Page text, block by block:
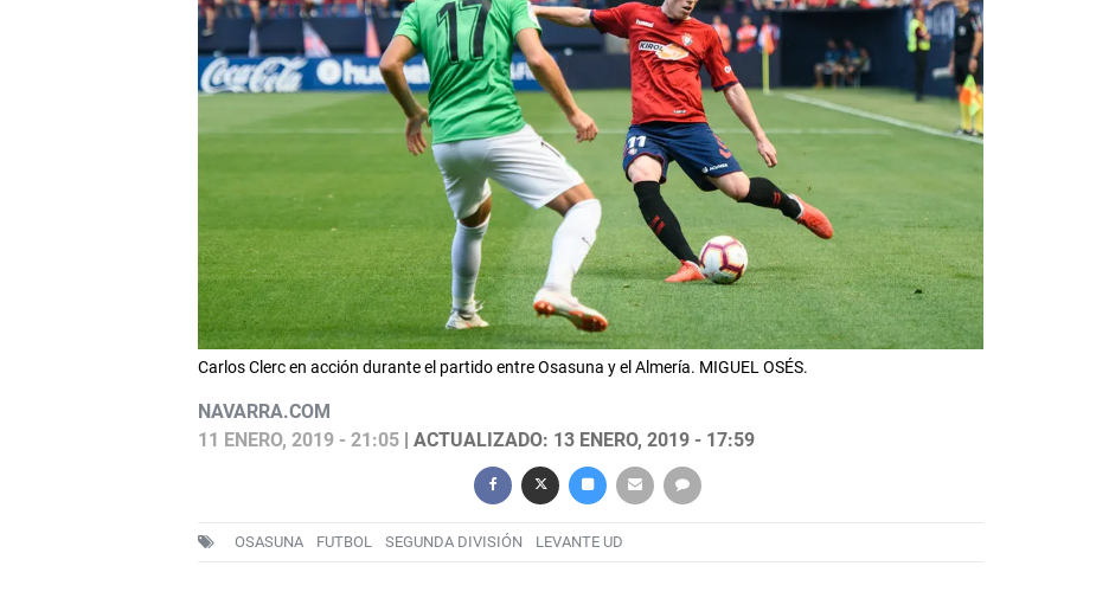
Carlos Clerc en acción durante el partido entre Osasuna y el Almería. MIGUEL OSÉS.
NAVARRA.COM
11 ENERO, 2019 - 21:05| ACTUALIZADO: 13 ENERO, 2019 - 17:59
OSASUNA FUTBOL SEGUNDA DIVISIÓN LEVANTE UD